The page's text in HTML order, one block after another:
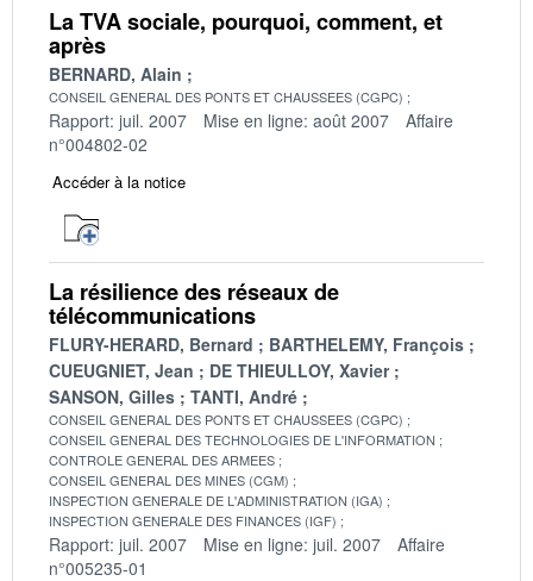
La TVA sociale, pourquoi, comment, et
après
BERNARD, Alain
CONSEIL GENERAL DES PONTS ET CHAUSSEES (CGPC)
Rapport: juil. 2007 Mise en ligne: août 2007
Affaire
n°004802-02
Accéder à la notice
La résilience des réseaux de
télécommunications
FLURY-HERARD, Bernard
BARTHELEMY, François
CUEUGNIET, Jean
DE THIEULLOY, Xavier
SANSON, Gilles
TANTI, André
CONSEIL GENERAL DES PONTS ET CHAUSSEES (CGPC)
CONSEIL GENERAL DES TECHNOLOGIES DE L'INFORMATION
CONTROLE GENERAL DES ARMEES
CONSEIL GENERAL DES MINES (CGM)
INSPECTION GENERALE DE L'ADMINISTRATION (IGA)
INSPECTION GENERALE DES FINANCES (IGF)
Rapport: juil. 2007 Mise en ligne: juil. 2007
Affaire
n°005235-01